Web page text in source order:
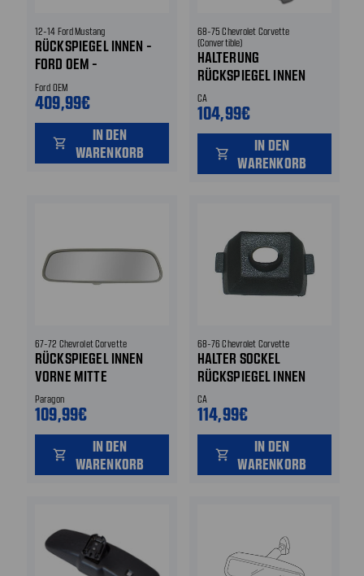
12-14 Ford Mustang
RÜCKSPIEGEL INNEN -
FORD OEM -
ELEKTROCHROM MIT
KOMPASS
Ford OEM
409,99€
shopping_cart
IN DEN
WARENKORB
68-75 Chevrolet Corvette
(Convertible)
HALTERUNG
RÜCKSPIEGEL INNEN
CA
104,99€
shopping_cart
IN DEN
WARENKORB
67-72 Chevrolet Corvette
RÜCKSPIEGEL INNEN
VORNE MITTE
Paragon
109,99€
shopping_cart
IN DEN
WARENKORB
68-76 Chevrolet Corvette
HALTER SOCKEL
RÜCKSPIEGEL INNEN
CA
114,99€
shopping_cart
IN DEN
WARENKORB